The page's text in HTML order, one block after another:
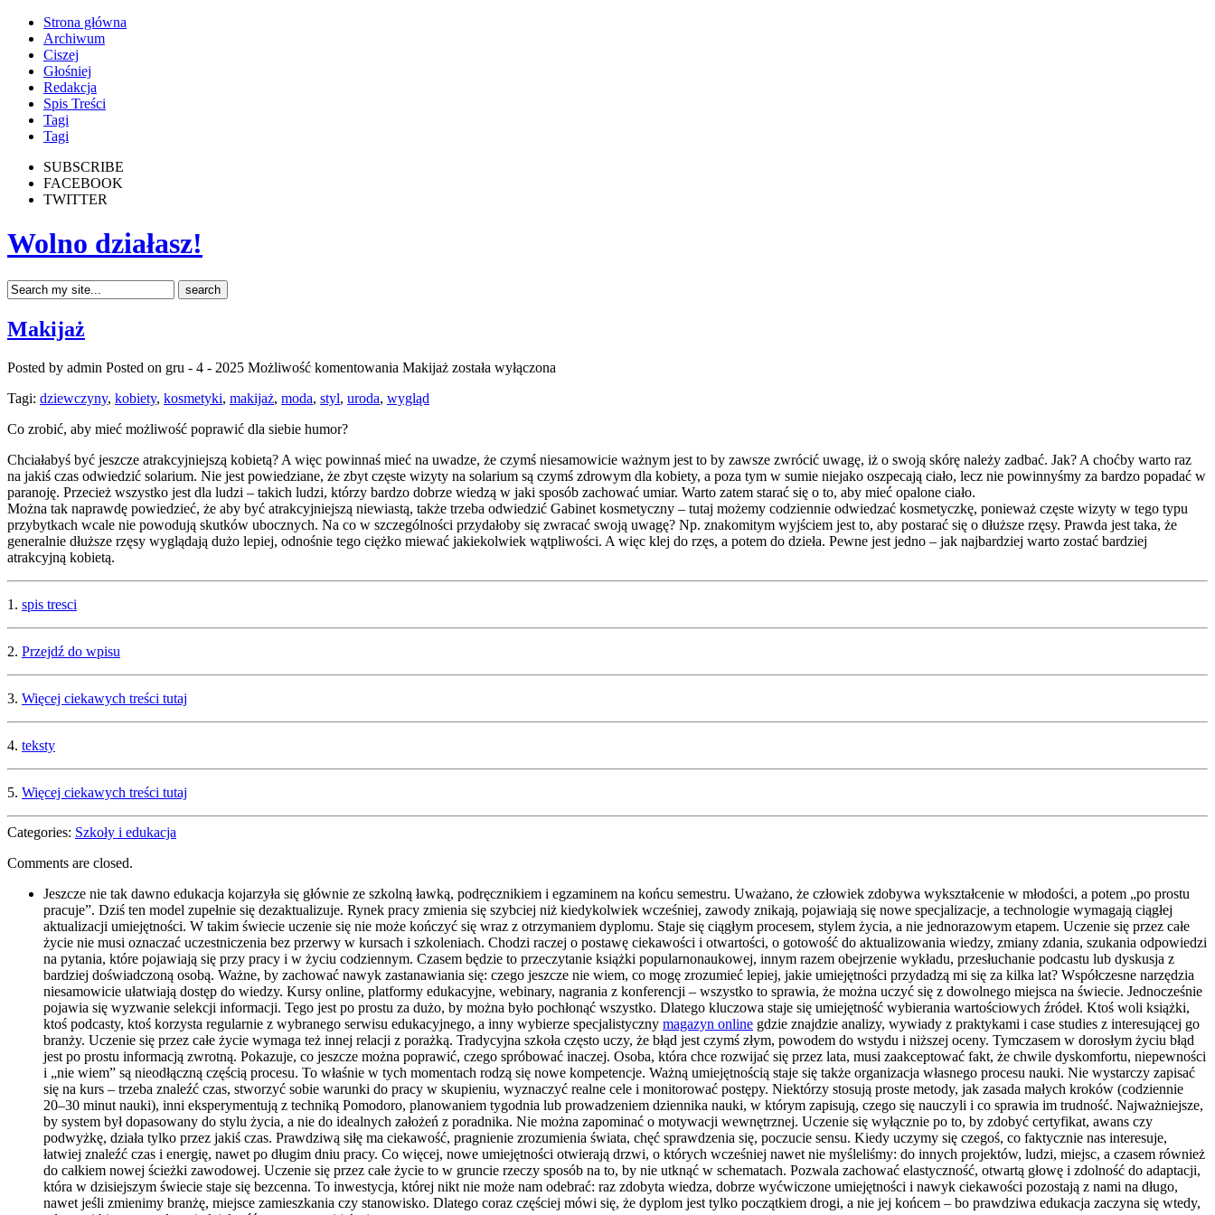
Strona główna
Archiwum
Ciszej
Głośniej
Redakcja
Spis Treści
Tagi
Tagi
SUBSCRIBE
FACEBOOK
TWITTER
Wolno działasz!
Makijaż
Posted by admin Posted on gru - 4 - 2025 Możliwość komentowania Makijaż została wyłączona
Tagi: dziewczyny, kobiety, kosmetyki, makijaż, moda, styl, uroda, wygląd
Co zrobić, aby mieć możliwość poprawić dla siebie humor?
Chciałabyś być jeszcze atrakcyjniejszą kobietą? A więc powinnaś mieć na uwadze, że czymś niesamowicie ważnym jest to by zawsze zwrócić uwagę, iż o swoją skórę należy zadbać. Jak? A choćby warto raz
na jakiś czas odwiedzić solarium. Nie jest powiedziane, że zbyt częste wizyty na solarium są czymś zdrowym dla kobiety, a poza tym w sumie niejako oszpecają ciało, lecz nie powinnyśmy za bardzo popadać w
paranoję. Przecież wszystko jest dla ludzi – takich ludzi, którzy bardzo dobrze wiedzą w jaki sposób zachować umiar. Warto zatem starać się o to, aby mieć opalone ciało.
Można tak naprawdę powiedzieć, że aby być atrakcyjniejszą niewiastą, także trzeba odwiedzić Gabinet kosmetyczny – tutaj możemy codziennie odwiedzać kosmetyczkę, ponieważ częste wizyty w tego typu
przybytkach wcale nie powodują skutków ubocznych. Na co w szczególności przydałoby się zwracać swoją uwagę? Np. znakomitym wyjściem jest to, aby postarać się o dłuższe rzęsy. Prawda jest taka, że
generalnie dłuższe rzęsy wyglądają dużo lepiej, odnośnie tego ciężko miewać jakiekolwiek wątpliwości. A więc klej do rzęs, a potem do dzieła. Pewne jest jedno – jak najbardziej warto zostać bardziej
atrakcyjną kobietą.
1. spis tresci
2. Przejdź do wpisu
3. Więcej ciekawych treści tutaj
4. teksty
5. Więcej ciekawych treści tutaj
Categories: Szkoły i edukacja
Comments are closed.
Jeszcze nie tak dawno edukacja kojarzyła się głównie ze szkolną ławką, podręcznikiem i egzaminem na końcu semestru. Uważano, że człowiek zdobywa wykształcenie w młodości, a potem „po prostu
pracuje”. Dziś ten model zupełnie się dezaktualizuje. Rynek pracy zmienia się szybciej niż kiedykolwiek wcześniej, zawody znikają, pojawiają się nowe specjalizacje, a technologie wymagają ciągłej
aktualizacji umiejętności. W takim świecie uczenie się nie może kończyć się wraz z otrzymaniem dyplomu. Staje się ciągłym procesem, stylem życia, a nie jednorazowym etapem. Uczenie się przez całe
życie nie musi oznaczać uczestniczenia bez przerwy w kursach i szkoleniach. Chodzi raczej o postawę ciekawości i otwartości, o gotowość do aktualizowania wiedzy, zmiany zdania, szukania odpowiedzi
na pytania, które pojawiają się przy pracy i w życiu codziennym. Czasem będzie to przeczytanie książki popularnonaukowej, innym razem obejrzenie wykładu, przesłuchanie podcastu lub dyskusja z
bardziej doświadczoną osobą. Ważne, by zachować nawyk zastanawiania się: czego jeszcze nie wiem, co mogę zrozumieć lepiej, jakie umiejętności przydadzą mi się za kilka lat? Współczesne narzędzia
niesamowicie ułatwiają dostęp do wiedzy. Kursy online, platformy edukacyjne, webinary, nagrania z konferencji – wszystko to sprawia, że można uczyć się z dowolnego miejsca na świecie. Jednocześnie
pojawia się wyzwanie selekcji informacji. Tego jest po prostu za dużo, by można było pochłonąć wszystko. Dlatego kluczowa staje się umiejętność wybierania wartościowych źródeł. Ktoś woli książki,
ktoś podcasty, ktoś korzysta regularnie z wybranego serwisu edukacyjnego, a inny wybierze specjalistyczny magazyn online gdzie znajdzie analizy, wywiady z praktykami i case studies z interesującej go
branży. Uczenie się przez całe życie wymaga też innej relacji z porażką. Tradycyjna szkoła często uczy, że błąd jest czymś złym, powodem do wstydu i niższej oceny. Tymczasem w dorosłym życiu błąd
jest po prostu informacją zwrotną. Pokazuje, co jeszcze można poprawić, czego spróbować inaczej. Osoba, która chce rozwijać się przez lata, musi zaakceptować fakt, że chwile dyskomfortu, niepewności
i „nie wiem” są nieodłączną częścią procesu. To właśnie w tych momentach rodzą się nowe kompetencje. Ważną umiejętnością staje się także organizacja własnego procesu nauki. Nie wystarczy zapisać
się na kurs – trzeba znaleźć czas, stworzyć sobie warunki do pracy w skupieniu, wyznaczyć realne cele i monitorować postępy. Niektórzy stosują proste metody, jak zasada małych kroków (codziennie
20–30 minut nauki), inni eksperymentują z techniką Pomodoro, planowaniem tygodnia lub prowadzeniem dziennika nauki, w którym zapisują, czego się nauczyli i co sprawia im trudność. Najważniejsze,
by system był dopasowany do stylu życia, a nie do idealnych założeń z poradnika. Nie można zapominać o motywacji wewnętrznej. Uczenie się wyłącznie po to, by zdobyć certyfikat, awans czy
podwyżkę, działa tylko przez jakiś czas. Prawdziwą siłę ma ciekawość, pragnienie zrozumienia świata, chęć sprawdzenia się, poczucie sensu. Kiedy uczymy się czegoś, co faktycznie nas interesuje,
łatwiej znaleźć czas i energię, nawet po długim dniu pracy. Co więcej, nowe umiejętności otwierają drzwi, o których wcześniej nawet nie myśleliśmy: do innych projektów, ludzi, miejsc, a czasem również
do całkiem nowej ścieżki zawodowej. Uczenie się przez całe życie to w gruncie rzeczy sposób na to, by nie utknąć w schematach. Pozwala zachować elastyczność, otwartą głowę i zdolność do adaptacji,
która w dzisiejszym świecie staje się bezcenna. To inwestycja, której nikt nie może nam odebrać: raz zdobyta wiedza, dobrze wyćwiczone umiejętności i nawyk ciekawości pozostają z nami na długo,
nawet jeśli zmienimy branżę, miejsce zamieszkania czy stanowisko. Dlatego coraz częściej mówi się, że dyplom jest tylko początkiem drogi, a nie jej końcem – bo prawdziwa edukacja zaczyna się wtedy,